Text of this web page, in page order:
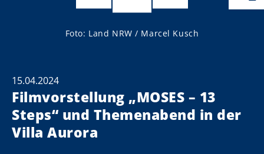
Foto: Land NRW / Marcel Kusch
15.04.2024
Filmvorstellung „MOSES – 13
Steps“ und Themenabend in der
Villa Aurora